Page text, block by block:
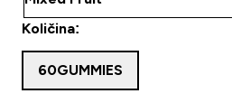
Količina:
60GUMMIES